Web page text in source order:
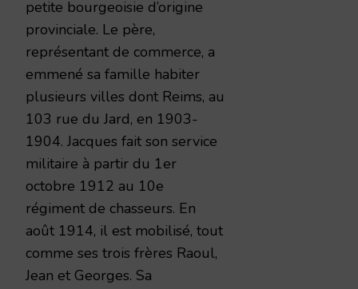
petite bourgeoisie d’origine
provinciale. Le père,
représentant de commerce, a
emmené sa famille habiter
plusieurs villes dont Reims, au
103 rue du Jard, en 1903-
1904. Jacques fait son service
militaire à partir du 1er
octobre 1912 au 10e
régiment de chasseurs. En
août 1914, il est mobilisé, tout
comme ses trois frères Raoul,
Jean et Georges. Sa